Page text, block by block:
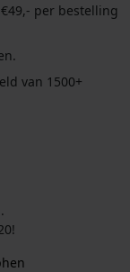
per bestelling
van 1500+
.